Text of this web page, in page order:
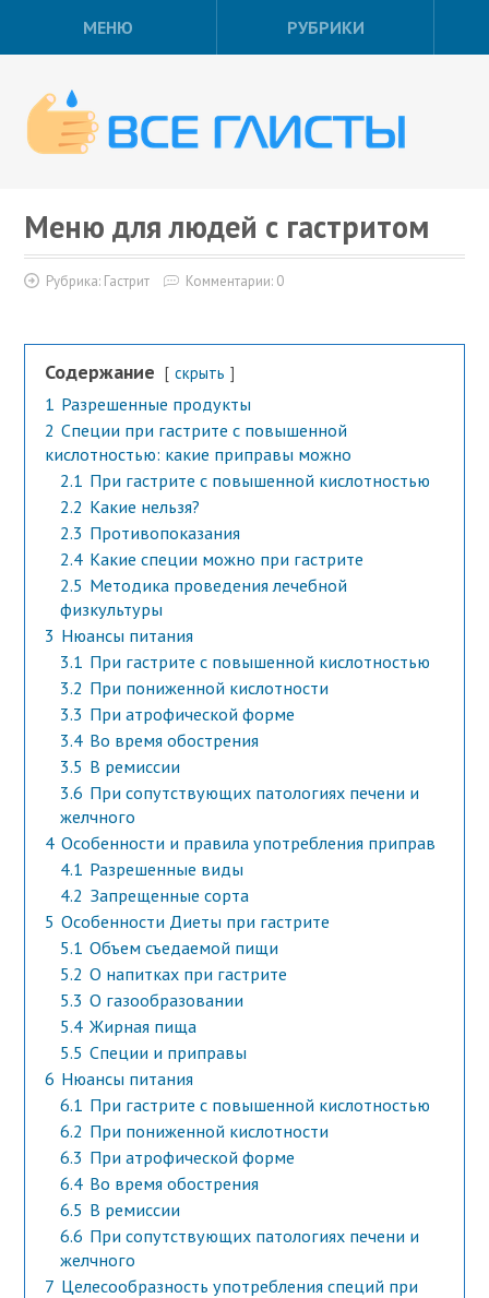
МЕНЮ РУБРИКИ
Меню для людей с гастритом
Рубрика: Гастрит Комментарии: 0
Содержание скрыть
1 Разрешенные продукты
2 Специи при гастрите с повышенной
кислотностью: какие приправы можно
2.1 При гастрите с повышенной кислотностью
2.2 Какие нельзя?
2.3 Противопоказания
2.4 Какие специи можно при гастрите
2.5 Методика проведения лечебной
физкультуры
3 Нюансы питания
3.1 При гастрите с повышенной кислотностью
3.2 При пониженной кислотности
3.3 При атрофической форме
3.4 Во время обострения
3.5 В ремиссии
3.6 При сопутствующих патологиях печени и
желчного
4 Особенности и правила употребления приправ
4.1 Разрешенные виды
4.2 Запрещенные сорта
5 Особенности Диеты при гастрите
5.1 Объем съедаемой пищи
5.2 О напитках при гастрите
5.3 О газообразовании
5.4 Жирная пища
5.5 Специи и приправы
6 Нюансы питания
6.1 При гастрите с повышенной кислотностью
6.2 При пониженной кислотности
6.3 При атрофической форме
6.4 Во время обострения
6.5 В ремиссии
6.6 При сопутствующих патологиях печени и
желчного
7 Целесообразность употребления специй при